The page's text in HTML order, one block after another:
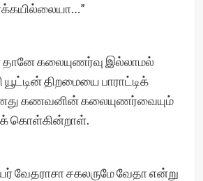
கலையுணர்வு இல்லாமல்
யூட்டின் திறமையை பாராட்டிக்
கணவனின் கலையுணர்வையும்
கொள்கின்றாள்.
வேதராசா சகலருமே வேதா என்று